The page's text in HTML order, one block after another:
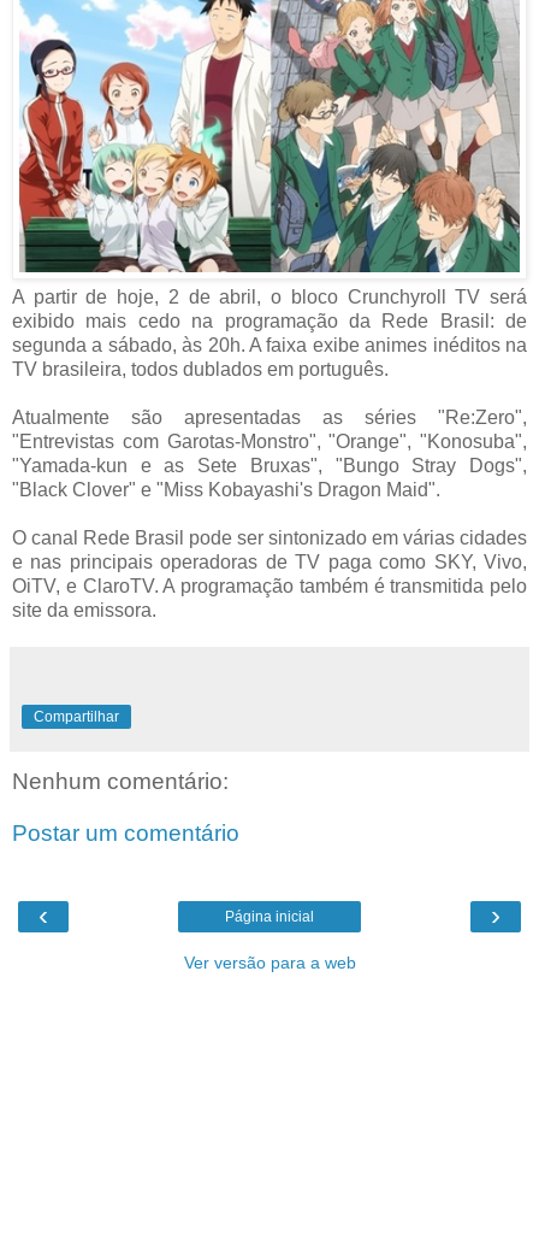
A partir de hoje, 2 de abril, o bloco Crunchyroll TV será
exibido mais cedo na programação da Rede Brasil: de
segunda a sábado, às 20h. A faixa exibe animes inéditos na
TV brasileira, todos dublados em português.
Atualmente são apresentadas as séries "Re:Zero",
"Entrevistas com Garotas-Monstro", "Orange", "Konosuba",
"Yamada-kun e as Sete Bruxas", "Bungo Stray Dogs",
"Black Clover" e "Miss Kobayashi's Dragon Maid".
O canal Rede Brasil pode ser sintonizado em várias cidades
e nas principais operadoras de TV paga como SKY, Vivo,
OiTV, e ClaroTV. A programação também é transmitida pelo
site da emissora.
Compartilhar
Nenhum comentário:
Postar um comentário
‹ ›
Página inicial
Ver versão para a web